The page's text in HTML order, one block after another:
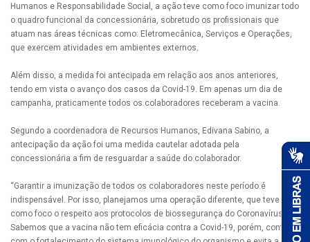
Humanos e Responsabilidade Social, a ação teve como foco imunizar todo
o quadro funcional da concessionária, sobretudo os profissionais que
atuam nas áreas técnicas como: Eletromecânica, Serviços e Operações,
que exercem atividades em ambientes externos.
Além disso, a medida foi antecipada em relação aos anos anteriores,
tendo em vista o avanço dos casos da Covid-19. Em apenas um dia de
campanha, praticamente todos os colaboradores receberam a vacina.
Segundo a coordenadora de Recursos Humanos, Edivana Sabino, a
antecipação da ação foi uma medida cautelar adotada pela
concessionária a fim de resguardar a saúde do colaborador.
“Garantir a imunização de todos os colaboradores neste período é
indispensável. Por isso, planejamos uma operação diferente, que teve
como foco o respeito aos protocolos de biossegurança do Coronavírus.
Sabemos que a vacina não tem eficácia contra a Covid-19, porém, contribui